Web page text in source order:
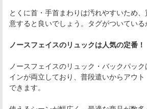
とくに首・手首まわりは汚れやすいため
意すると良いでしょう。タグがついている
ノースフェイスのリュックは人気の定番！
ノースフェイスのリュック・バックパッ
インが両立しており、普段遣いからアウ
できます。